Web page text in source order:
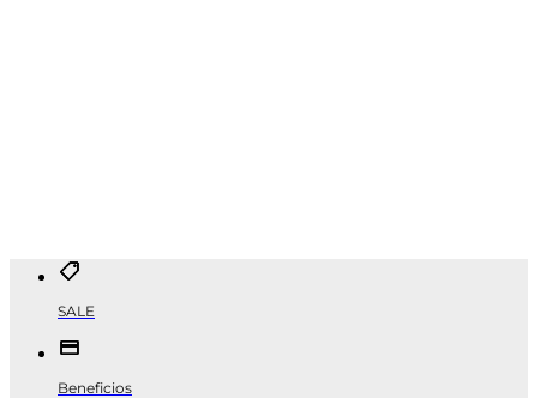
SALE
Beneficios